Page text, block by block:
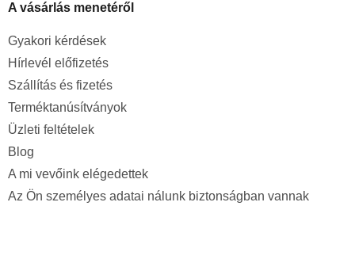
A vásárlás menetéről
Gyakori kérdések
Hírlevél előfizetés
Szállítás és fizetés
Terméktanúsítványok
Üzleti feltételek
Blog
A mi vevőink elégedettek
Az Ön személyes adatai nálunk biztonságban vannak